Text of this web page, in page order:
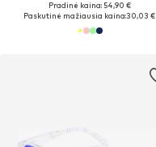
Pradinė kaina: 54,90 €
Paskutinė mažiausia kaina:30,03 €